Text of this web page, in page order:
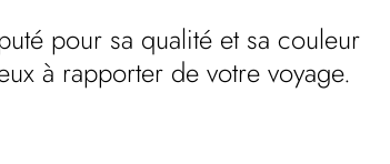
pour sa qualité et sa couleur
à rapporter de votre voyage.